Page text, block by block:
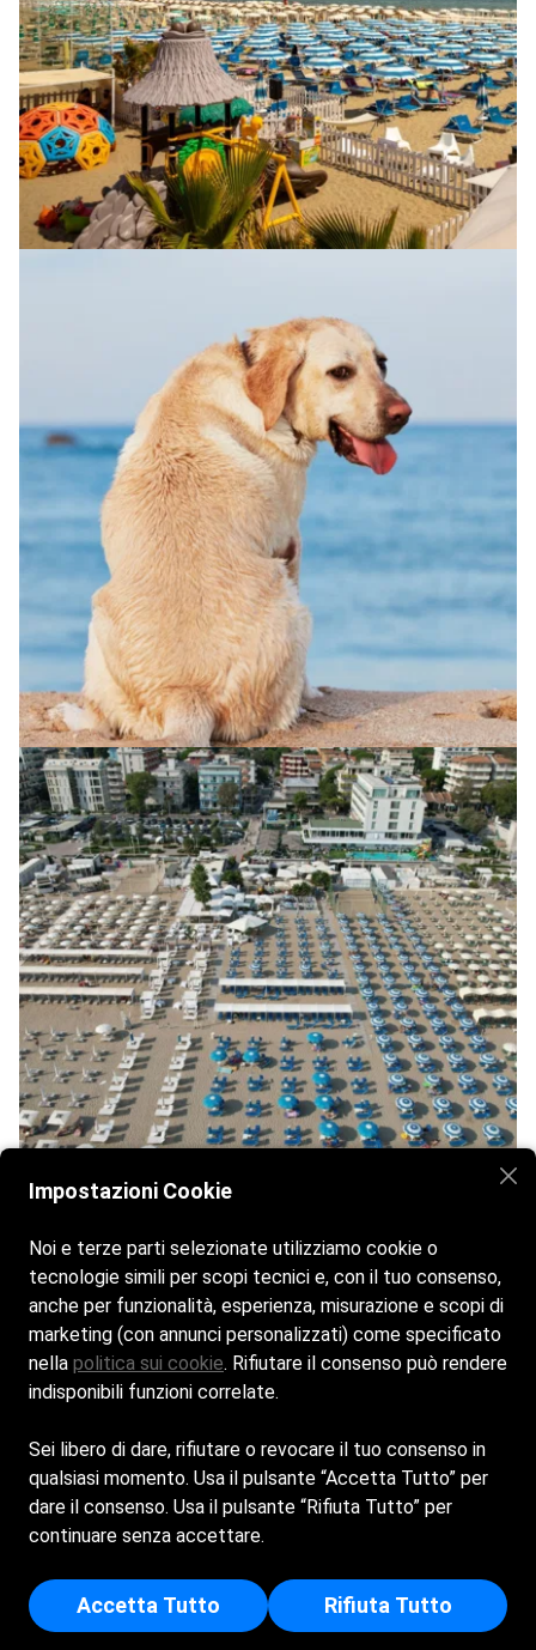
Home La Spiaggia Bar & Ristorante
Gallery
Contatti
BLUE BEACH S.A.S. DI RASCHI DANIELE & C. - Sede
(RN) - Iscritta al registro delle imprese di Rimini - p.i/c.f:
01865120404 - Numero REA: RN - 227077
Impostazioni Cookie
Noi e terze parti selezionate utilizziamo cookie o
tecnologie simili per scopi tecnici e, con il tuo consenso,
anche per funzionalità, esperienza, misurazione e scopi di
marketing (con annunci personalizzati) come specificato
nella politica sui cookie. Rifiutare il consenso può rendere
indisponibili funzioni correlate.
Sei libero di dare, rifiutare o revocare il tuo consenso in
qualsiasi momento. Usa il pulsante “Accetta Tutto” per
dare il consenso. Usa il pulsante “Rifiuta Tutto” per
continuare senza accettare.
Accetta Tutto Rifiuta Tutto